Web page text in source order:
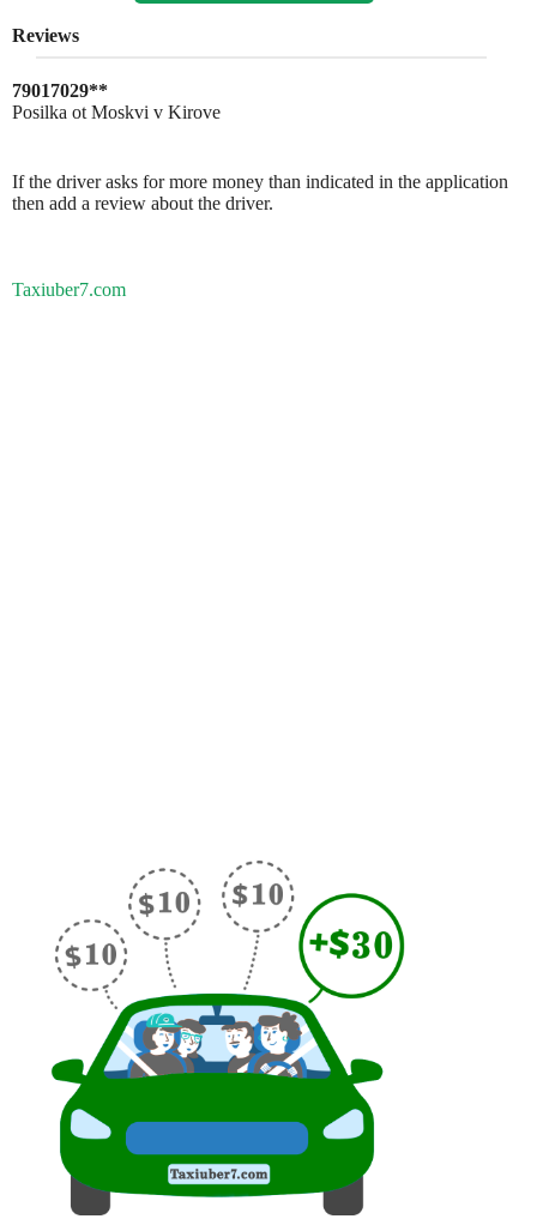
Reviews
79017029**
Posilka ot Moskvi v Kirove
If the driver asks for more money than indicated in the application
then add a review about the driver.
Taxiuber7.com